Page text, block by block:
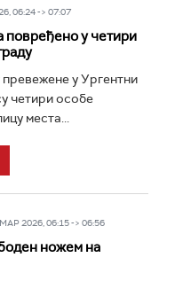
06:24 -> 07:07
повређено у четири
у Ургентни
четири особе
места...
2026, 06:15 -> 06:56
ножем на